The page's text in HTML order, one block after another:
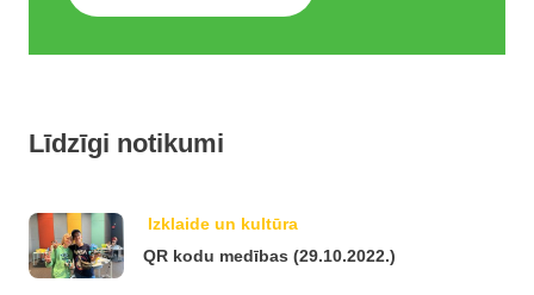
Līdzīgi notikumi
Izklaide un kultūra
QR kodu medības (29.10.2022.)